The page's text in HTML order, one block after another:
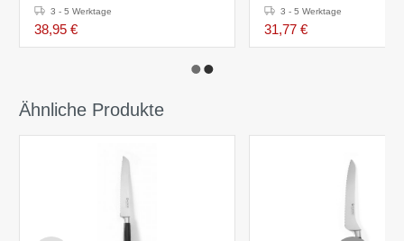
3 - 5 Werktage
38,95 €
360x280x(h)90/315mm
3 - 5 Werktage
31,77 €
Ähnliche Produkte